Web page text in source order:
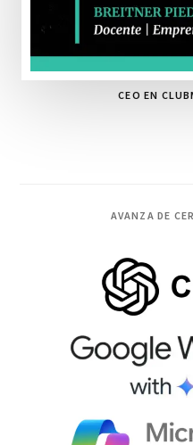
CEO EN
AVANZA DE